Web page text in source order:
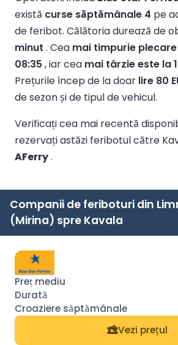
există curse săptămânale 4 pe
de feribot. Călătoria durează de
minut . Cea mai timpurie
08:35 , iar cea mai târzie este la
Prețurile încep de la doar lire 80
de sezon și de tipul de vehicul.
Verificați cea mai recentă
rezervați astăzi feribotul către
AFerry.
Companii de feriboturi din
(Mirina) spre Kavala
Vezi prețul